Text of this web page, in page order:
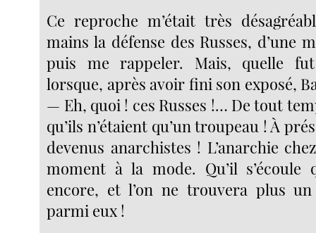
Ce reproche m’était très
mains la défense des Russes, d’une
puis me rappeler. Mais, quelle
lorsque, après avoir fini son exposé,
— Eh, quoi ! ces Russes !… De tout
qu’ils n’étaient qu’un troupeau ! À
devenus anarchistes ! L’anarchie
moment à la mode. Qu’il s’écoule
encore, et l’on ne trouvera plus
parmi eux !